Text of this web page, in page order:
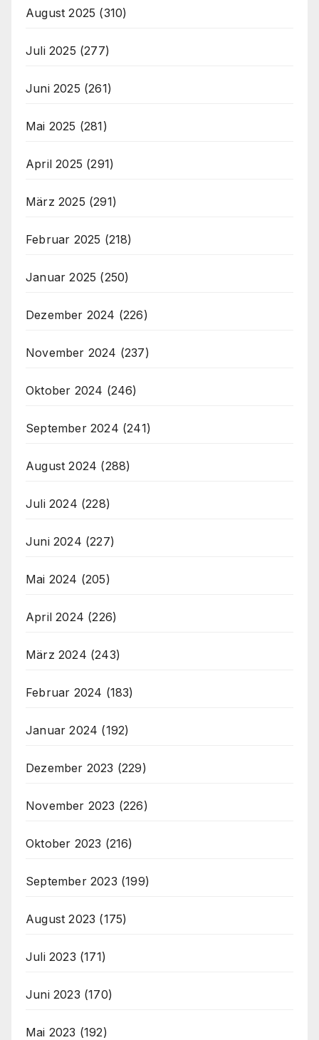
August 2025 (310)
Juli 2025 (277)
Juni 2025 (261)
Mai 2025 (281)
April 2025 (291)
März 2025 (291)
Februar 2025 (218)
Januar 2025 (250)
Dezember 2024 (226)
November 2024 (237)
Oktober 2024 (246)
September 2024 (241)
August 2024 (288)
Juli 2024 (228)
Juni 2024 (227)
Mai 2024 (205)
April 2024 (226)
März 2024 (243)
Februar 2024 (183)
Januar 2024 (192)
Dezember 2023 (229)
November 2023 (226)
Oktober 2023 (216)
September 2023 (199)
August 2023 (175)
Juli 2023 (171)
Juni 2023 (170)
Mai 2023 (192)